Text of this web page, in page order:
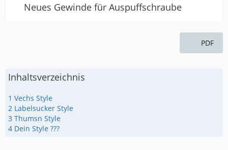
Neues Gewinde für Auspuffschraube
PDF
Inhaltsverzeichnis
1 Vechs Style
2 Labelsucker Style
3 Thumsn Style
4 Dein Style ???